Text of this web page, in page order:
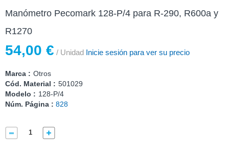
Manómetro Pecomark 128-P/4 para R-290, R600a y
R1270
54,00 € / Unidad Inicie sesión para ver su precio
Marca : Otros
Cód. Material : 501029
Modelo : 128-P/4
Núm. Página : 828